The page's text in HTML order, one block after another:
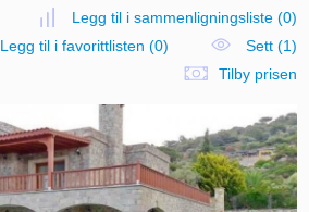
Legg til i sammenligningsliste(0)
Legg til i favorittlisten (0)
Sett (1)
Tilby prisen